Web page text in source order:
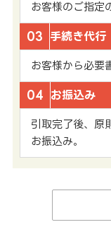
お客様のご指定
03 手続き代行
お客様から必要
04 お振込み
引取完了後、原
お振込み。